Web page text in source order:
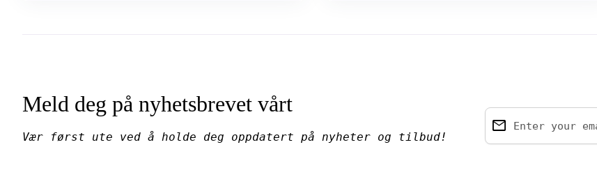
Meld deg på nyhetsbrevet vårt
Vær først ute ved å holde deg oppdatert på nyheter og tilbud! Enter your email
email